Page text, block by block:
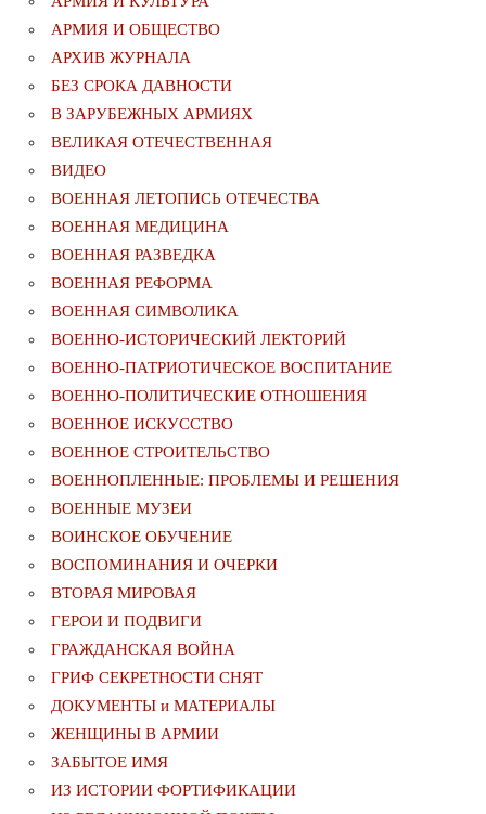
АРМИЯ И ОБЩЕСТВО
АРХИВ ЖУРНАЛА
БЕЗ СРОКА ДАВНОСТИ
В ЗАРУБЕЖНЫХ АРМИЯХ
ВЕЛИКАЯ ОТЕЧЕСТВЕННАЯ
ВИДЕО
ВОЕННАЯ ЛЕТОПИСЬ ОТЕЧЕСТВА
ВОЕННАЯ МЕДИЦИНА
ВОЕННАЯ РАЗВЕДКА
ВОЕННАЯ РЕФОРМА
ВОЕННАЯ СИМВОЛИКА
ВОЕННО-ИСТОРИЧЕСКИЙ ЛЕКТОРИЙ
ВОЕННО-ПАТРИОТИЧЕСКОЕ ВОСПИТАНИЕ
ВОЕННО-ПОЛИТИЧЕСКИE ОТНОШЕНИЯ
ВОЕННОЕ ИСКУССТВО
ВОЕННОЕ СТРОИТЕЛЬСТВО
ВОЕННОПЛЕННЫЕ: ПРОБЛЕМЫ И РЕШЕНИЯ
ВОЕННЫЕ МУЗЕИ
ВОИНСКОЕ ОБУЧЕНИЕ
ВОСПОМИНАНИЯ И ОЧЕРКИ
ВТОРАЯ МИРОВАЯ
ГЕРОИ И ПОДВИГИ
ГРАЖДАНСКАЯ ВОЙНА
ГРИФ СЕКРЕТНОСТИ СНЯТ
ДОКУМЕНТЫ и МАТЕРИАЛЫ
ЖЕНЩИНЫ В АРМИИ
ЗАБЫТОЕ ИМЯ
ИЗ ИСТОРИИ ФОРТИФИКАЦИИ